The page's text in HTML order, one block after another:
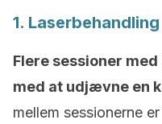
1. Laserbehandling
Flere sessioner
med at udjævne en
mellem sessionerne